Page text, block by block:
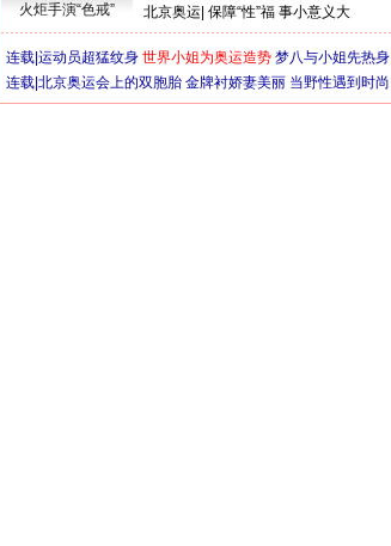
火炬手演“色戒”
北京奥运 保障“性”福 事小意义大
连载| 运动员超猛纹身 世界小姐为奥运造势 梦八与小姐先热身
连载| 北京奥运会上的双胞胎 金牌衬娇妻美丽 当野性遇到时尚